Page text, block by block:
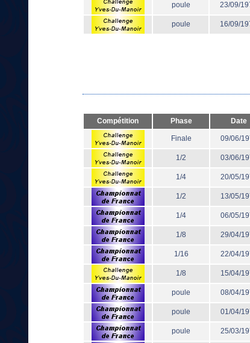
poule 23/09/
poule 16/09/
Compétition Phase Date
Finale 09/06/
1/2 03/06/
1/4 20/05/
1/2 13/05/
1/4 06/05/
1/8 29/04/
1/16 22/04/
1/8 15/04/
poule 08/04/
poule 01/04/
poule 25/03/